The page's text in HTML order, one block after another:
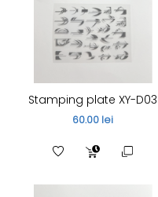
Stamping plate XY-D03
60.00 lei